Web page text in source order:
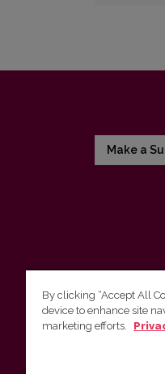
Make a
Vilnius
By clicking “Accept All
device to enhance site
marketing efforts.